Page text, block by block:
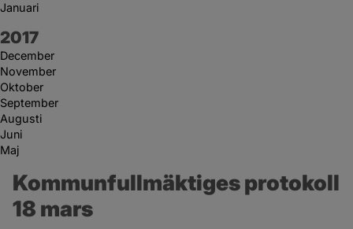
Januari
År:
2017
December
November
Oktober
September
Augusti
Juni
Maj
Kommunfullmäktiges protokoll
18 mars